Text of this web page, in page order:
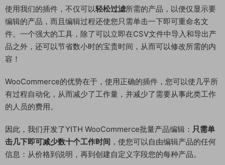
使用我们的插件，不仅可以轻松过滤所需的产品，以便仅显示要
编辑的产品，而且编辑过程还使您只需单击一下即可重命名文
件。一个强大的工具，除了可以立即在CSV文件中导入和导出产
品之外，还可以节省数小时的宝贵时间，从而可以修改所需的内
容！
WooCommerce的优势在于，使用正确的插件，您可以使几乎所
有过程自动化，从而减少了工作量，并减少了需要从事此类工作
的人员的费用。
因此，我们开发了YITH WooCommerce批量产品编辑： 只需单
击几下即可减少数十个工作时间 ，使您可以自由编辑产品的任何
信息：从价格到说明，再到创建自定义字段您的每种产品。